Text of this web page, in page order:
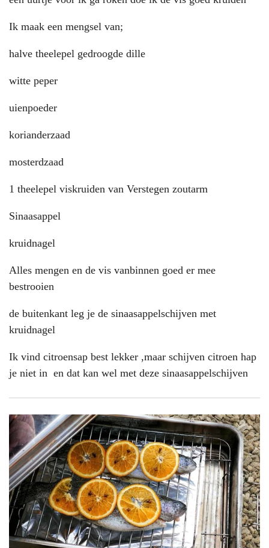
Ik maak een mengsel van;
halve theelepel gedroogde dille
witte peper
uienpoeder
korianderzaad
mosterdzaad
1 theelepel viskruiden van Verstegen zoutarm
Sinaasappel
kruidnagel
Alles mengen en de vis vanbinnen goed er mee
bestrooien
de buitenkant leg je de sinaasappelschijven met
kruidnagel
Ik vind citroensap best lekker ,maar schijven citroen hap
je niet in en dat kan wel met deze sinaasappelschijven